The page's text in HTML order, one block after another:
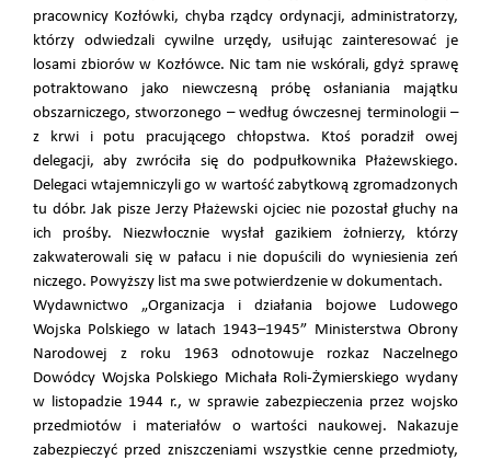
pracownicy Kozłówki, chyba rządcy ordynacji, administratorzy,
którzy odwiedzali cywilne urzędy, usiłując zainteresować je
losami zbiorów w Kozłówce. Nic tam nie wskórali, gdyż sprawę
potraktowano jako niewczesną próbę osłaniania majątku
obszarniczego, stworzonego – według ówczesnej terminologii –
z krwi i potu pracującego chłopstwa. Ktoś poradził owej
delegacji, aby zwróciła się do podpułkownika Płażewskiego.
Delegaci wtajemniczyli go w wartość zabytkową zgromadzonych
tu dóbr. Jak pisze Jerzy Płażewski ojciec nie pozostał głuchy na
ich prośby. Niezwłocznie wysłał gazikiem żołnierzy, którzy
zakwaterowali się w pałacu i nie dopuścili do wyniesienia zeń
niczego. Powyższy list ma swe potwierdzenie w dokumentach.
Wydawnictwo „Organizacja i działania bojowe Ludowego
Wojska Polskiego w latach 1943–1945” Ministerstwa Obrony
Narodowej z roku 1963 odnotowuje rozkaz Naczelnego
Dowódcy Wojska Polskiego Michała Roli-Żymierskiego wydany
w listopadzie 1944 r., w sprawie zabezpieczenia przez wojsko
przedmiotów i materiałów o wartości naukowej. Nakazuje
zabezpieczyć przed zniszczeniami wszystkie cenne przedmioty,